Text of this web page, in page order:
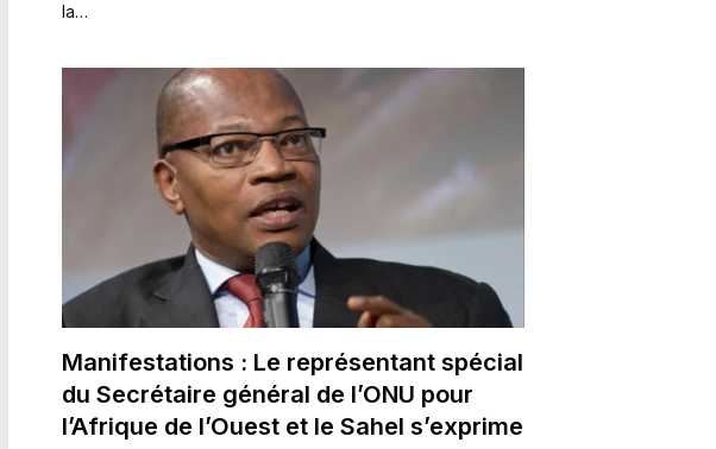
la…
Manifestations : Le représentant spécial
du Secrétaire général de l’ONU pour
l’Afrique de l’Ouest et le Sahel s’exprime